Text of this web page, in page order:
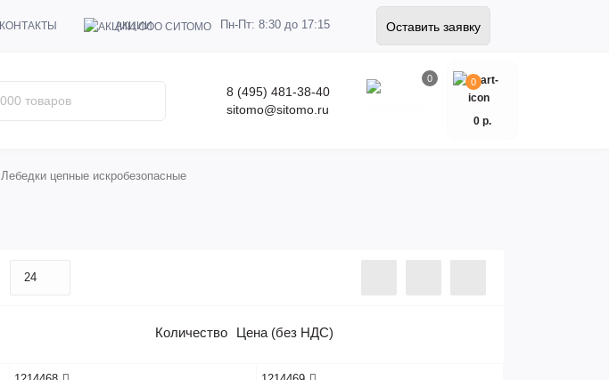
КОНТАКТЫ АКЦИИ Пн-Пт: 8:30 до 17:15 Оставить заявку
8 (495) 481-38-40
sitomo@sitomo.ru
0 0
0 р.
Лебедки цепные искробезопасные
Количество Цена (без НДС)